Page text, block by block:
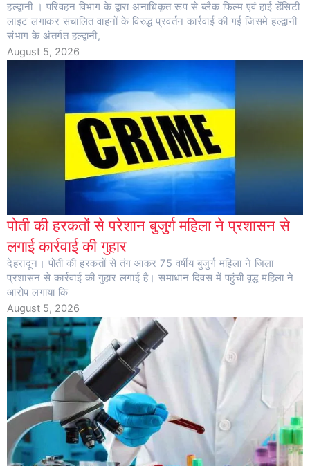
हल्द्वानी । परिवहन विभाग के द्वारा अनाधिकृत रूप से ब्लैक फिल्म एवं हाई डेंसिटी
लाइट लगाकर संचालित वाहनों के विरुद्ध प्रवर्तन कार्रवाई की गई जिसमे हल्द्वानी
संभाग के अंतर्गत हल्द्वानी,
August 5, 2026
पोती की हरकतों से परेशान बुजुर्ग महिला ने प्रशासन से
लगाई कार्रवाई की गुहार
देहरादून। पोती की हरकतों से तंग आकर 75 वर्षीय बुजुर्ग महिला ने जिला
प्रशासन से कार्रवाई की गुहार लगाई है। समाधान दिवस में पहुंची वृद्ध महिला ने
आरोप लगाया कि
August 5, 2026